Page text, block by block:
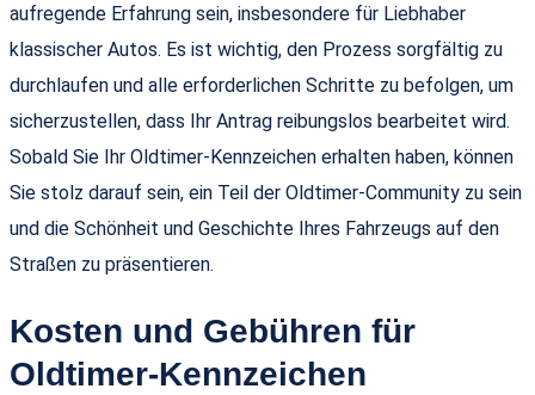
aufregende Erfahrung sein, insbesondere für Liebhaber
klassischer Autos. Es ist wichtig, den Prozess sorgfältig zu
durchlaufen und alle erforderlichen Schritte zu befolgen, um
sicherzustellen, dass Ihr Antrag reibungslos bearbeitet wird.
Sobald Sie Ihr Oldtimer-Kennzeichen erhalten haben, können
Sie stolz darauf sein, ein Teil der Oldtimer-Community zu sein
und die Schönheit und Geschichte Ihres Fahrzeugs auf den
Straßen zu präsentieren.
Kosten und Gebühren für
Oldtimer-Kennzeichen